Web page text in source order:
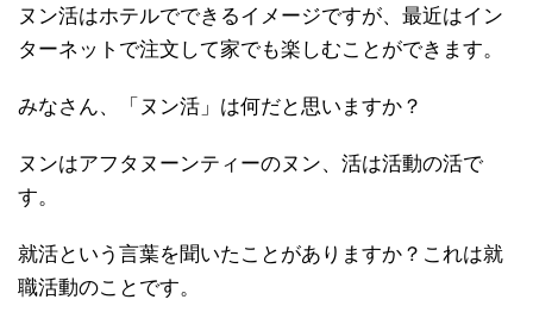
ヌン活はホテルでできるイメージですが、最近はイン
ターネットで注文して家でも楽しむことができます。
みなさん、「ヌン活」は何だと思いますか？
ヌンはアフタヌーンティーのヌン、活は活動の活で
す。
就活という言葉を聞いたことがありますか？これは就
職活動のことです。